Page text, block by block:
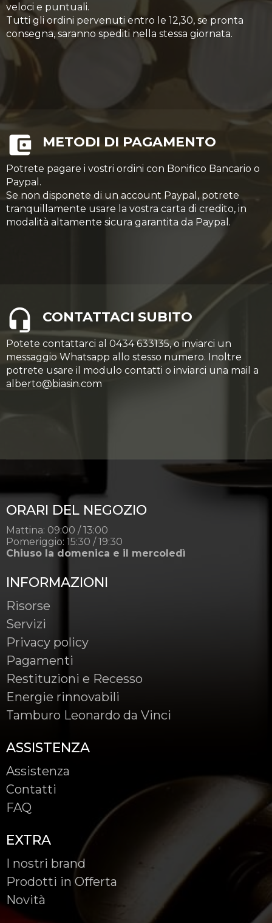
veloci e puntuali.
Tutti gli ordini pervenuti entro le 12,30, se pronta
consegna, saranno spediti nella stessa giornata.
METODI DI PAGAMENTO
Potrete pagare i vostri ordini con Bonifico Bancario o
Paypal.
Se non disponete di un account Paypal, potrete
tranquillamente usare la vostra carta di credito, in
modalità altamente sicura garantita da Paypal.
CONTATTACI SUBITO
Potete contattarci al 0434 633135, o inviarci un
messaggio Whatsapp allo stesso numero. Inoltre
potrete usare il modulo contatti o inviarci una mail a
alberto@biasin.com
ORARI DEL NEGOZIO
Mattina: 09:00 / 13:00
Pomeriggio: 15:30 / 19:30
Chiuso la domenica e il mercoledì
INFORMAZIONI
Risorse
Servizi
Privacy policy
Pagamenti
Restituzioni e Recesso
Energie rinnovabili
Tamburo Leonardo da Vinci
ASSISTENZA
Assistenza
Contatti
FAQ
EXTRA
I nostri brand
Prodotti in Offerta
Novità